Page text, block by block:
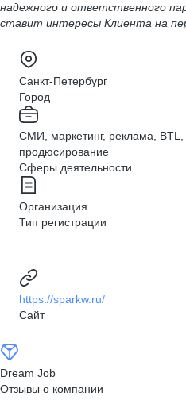
надежного и ответственного
ставит интересы Клиента на
Санкт-Петербург
Город
СМИ, маркетинг, реклама, BTL,
продюсирование
Сферы деятельности
Организация
Тип регистрации
https://sparkw.ru/
Сайт
Dream Job
Отзывы о компании